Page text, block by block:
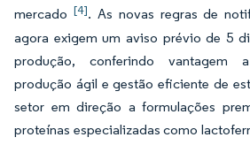
mercado [4]. As novas regras de
agora exigem um aviso prévio de 5
produção, conferindo vantagem
produção ágil e gestão eficiente de
setor em direção a formulações
proteínas especializadas como